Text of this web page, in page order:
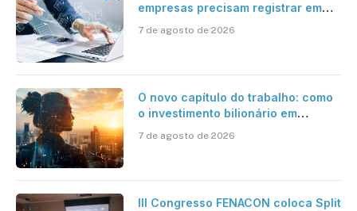
empresas precisam registrar em
7 de agosto de 2026
O novo capítulo do trabalho: como
o investimento bilionário em
verdadeira era da inteligência
7 de agosto de 2026
III Congresso FENACON coloca Split